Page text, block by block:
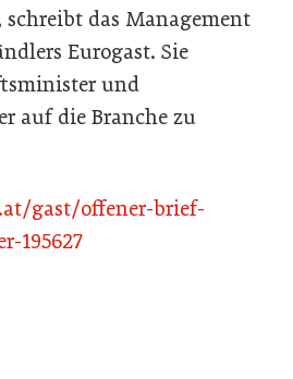
das Management
Eurogast. Sie
und
auf die Branche zu
gast/offener-brief-
195627